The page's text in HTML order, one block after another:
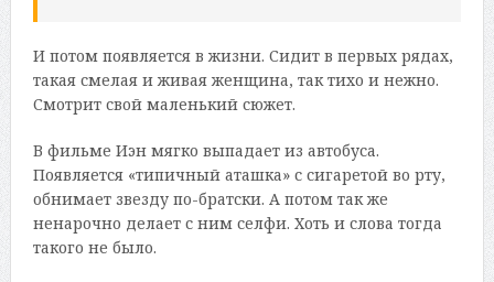
И потом появляется в жизни. Сидит в первых рядах,
такая смелая и живая женщина, так тихо и нежно.
Смотрит свой маленький сюжет.
В фильме Иэн мягко выпадает из автобуса.
Появляется «типичный аташка» с сигаретой во рту,
обнимает звезду по-братски. А потом так же
ненарочно делает с ним селфи. Хоть и слова тогда
такого не было.